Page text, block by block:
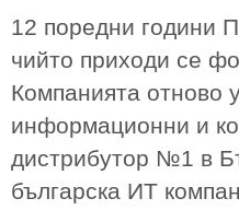
12 поредни години
чийто приходи се
Компанията отново
информационни и
дистрибутор №1 в
българска ИТ